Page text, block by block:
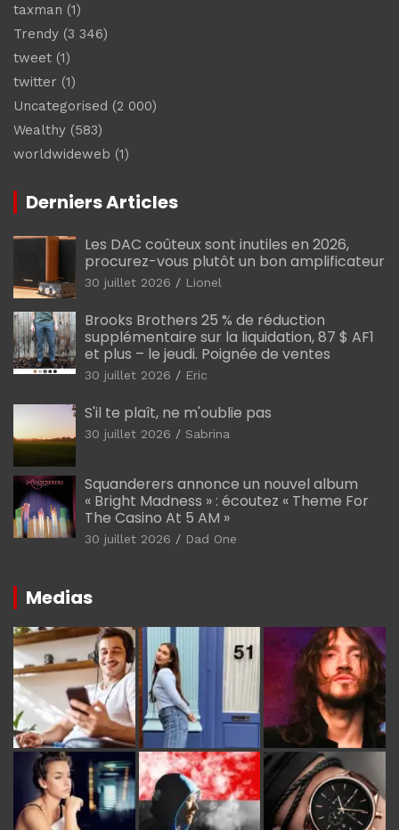
taxman (1)
Trendy (3 346)
tweet (1)
twitter (1)
Uncategorised (2 000)
Wealthy (583)
worldwideweb (1)
Derniers Articles
Les DAC coûteux sont inutiles en 2026,
procurez-vous plutôt un bon amplificateur
30 juillet 2026 Lionel
Brooks Brothers 25 % de réduction
supplémentaire sur la liquidation, 87 $ AF1
et plus – le jeudi. Poignée de ventes
30 juillet 2026 Eric
S'il te plaît, ne m'oublie pas
30 juillet 2026 Sabrina
Squanderers annonce un nouvel album
« Bright Madness » : écoutez « Theme For
The Casino At 5 AM »
30 juillet 2026 Dad One
Medias